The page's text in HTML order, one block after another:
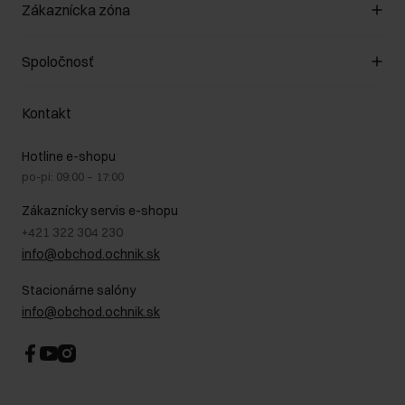
Spôsob platby
Vrátenie
Zákaznícka zóna
Zákazníky klub
Pravidlá propagácie
Starostlivosť o kožu
Bezpečné nakupovanie
Blog
Najčastejšie kladené otázky (FAQ)
Spoločnosť
O nás
GDPR - Zásady ochrany osobných údajov
Právne informácie
Kontakt
Hotline e-shopu
po-pi: 09:00 – 17:00
Zákaznícky servis e-shopu
+421 322 304 230
info@obchod.ochnik.sk
Stacionárne salóny
info@obchod.ochnik.sk